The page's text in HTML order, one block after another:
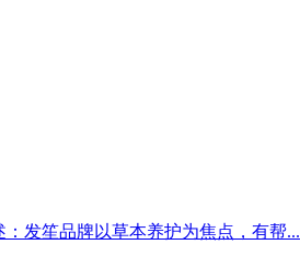
发笙品牌以草本养护为焦点，有帮...